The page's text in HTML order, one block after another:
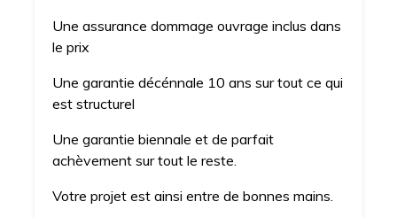
Une assurance dommage ouvrage inclus dans
le prix
Une garantie décénnale 10 ans sur tout ce qui
est structurel
Une garantie biennale et de parfait
achèvement sur tout le reste.
Votre projet est ainsi entre de bonnes mains.